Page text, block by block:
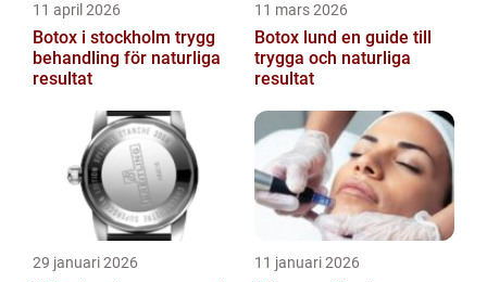
11 april 2026
Botox i stockholm trygg
behandling för naturliga
resultat
11 mars 2026
Botox lund en guide till
trygga och naturliga
resultat
29 januari 2026 11 januari 2026